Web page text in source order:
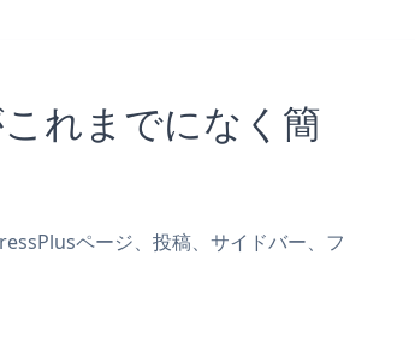
れまでになく簡
ページ、投稿、サイドバー、フ